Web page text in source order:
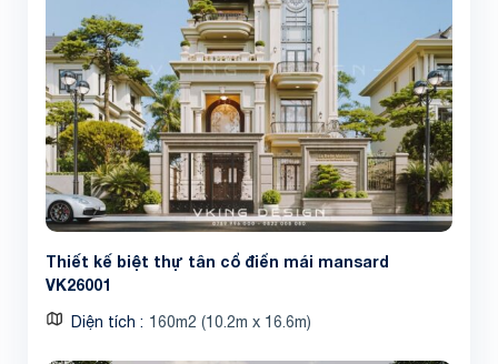
Thiết kế biệt thự tân cổ điển mái mansard
VK26001
Diện tích 160m2 (10.2m x 16.6m)